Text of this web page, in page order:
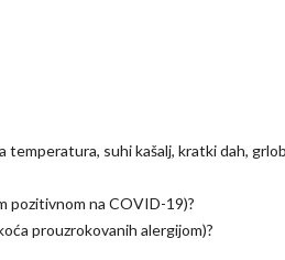
suhi kašalj, kratki dah,
pozitivnom na COVID-19)?
prouzrokovanih alergijom)?